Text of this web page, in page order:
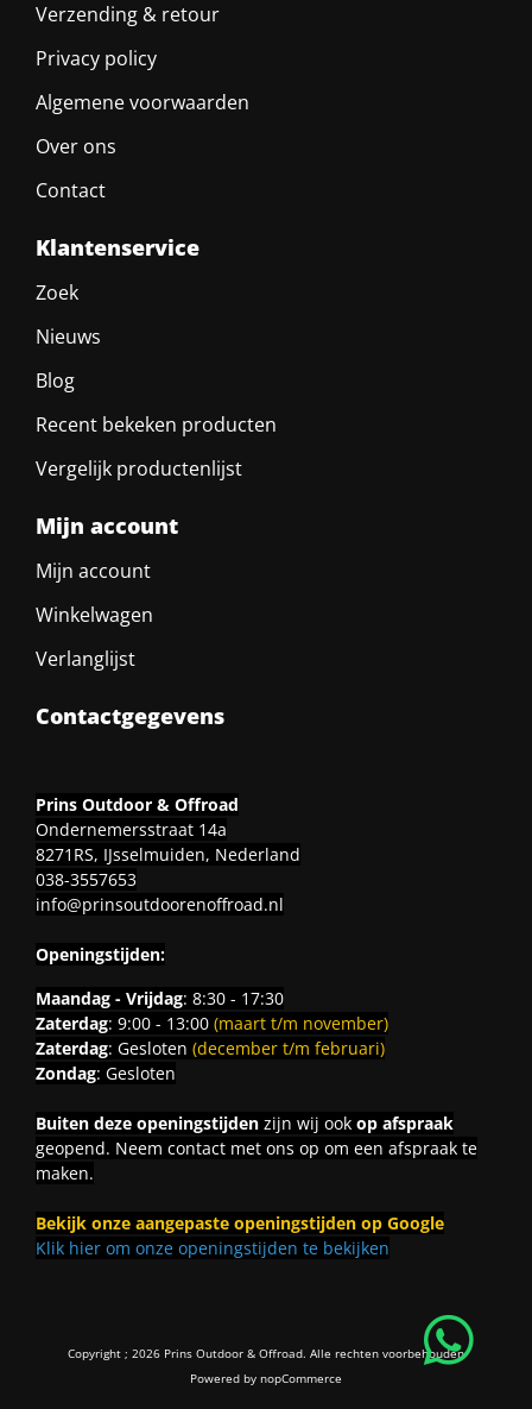
Verzending & retour
Privacy policy
Algemene voorwaarden
Over ons
Contact
Klantenservice
Zoek
Nieuws
Blog
Recent bekeken producten
Vergelijk productenlijst
Mijn account
Mijn account
Winkelwagen
Verlanglijst
Contactgegevens
Prins Outdoor & Offroad
Ondernemersstraat 14a
8271RS, IJsselmuiden, Nederland
038-3557653
info@prinsoutdoorenoffroad.nl
Openingstijden:
Maandag - Vrijdag: 8:30 - 17:30
Zaterdag: 9:00 - 13:00 (maart t/m november)
Zaterdag: Gesloten (december t/m februari)
Zondag: Gesloten
Buiten deze openingstijdenzijn wij ook op afspraak
geopend. Neem contact met ons op om een afspraak te
maken.
Bekijk onze aangepaste openingstijden op Google
Klik hier om onze openingstijden te bekijken
Copyright ; 2026 Prins Outdoor & Offroad. Alle rechten voorbehouden
Powered by nopCommerce